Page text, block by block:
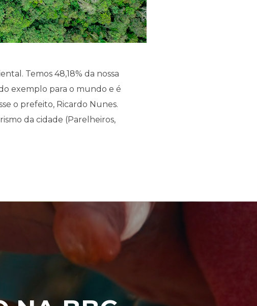
Temos 48,18% da nossa
exemplo para o mundo e é
o prefeito, Ricardo Nunes.
da cidade (Parelheiros,